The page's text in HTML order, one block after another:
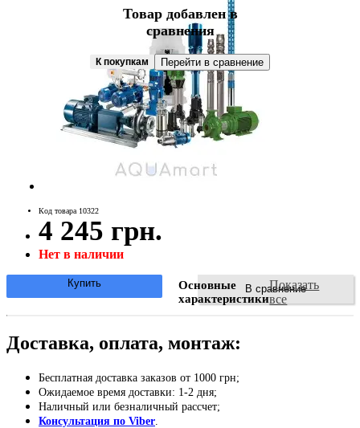
Код товара 10322
4 245 грн.
Нет в наличии
В сравнение
Купить
Основные
характеристики
Показать
все
Доставка, оплата, монтаж:
Бесплатная доставка заказов от 1000 грн;
Ожидаемое время доставки: 1-2 дня;
Наличный или безналичный рассчет;
Консультация по Viber
Товар добавлен в
сравнения
К покупкам Перейти в сравнение